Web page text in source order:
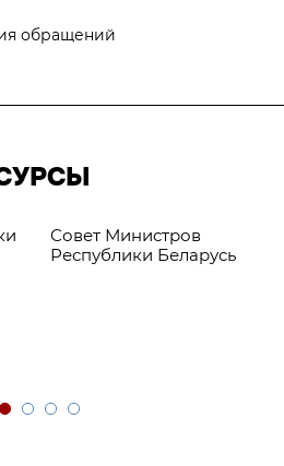
обращений
Совет Министров
Республики Беларусь